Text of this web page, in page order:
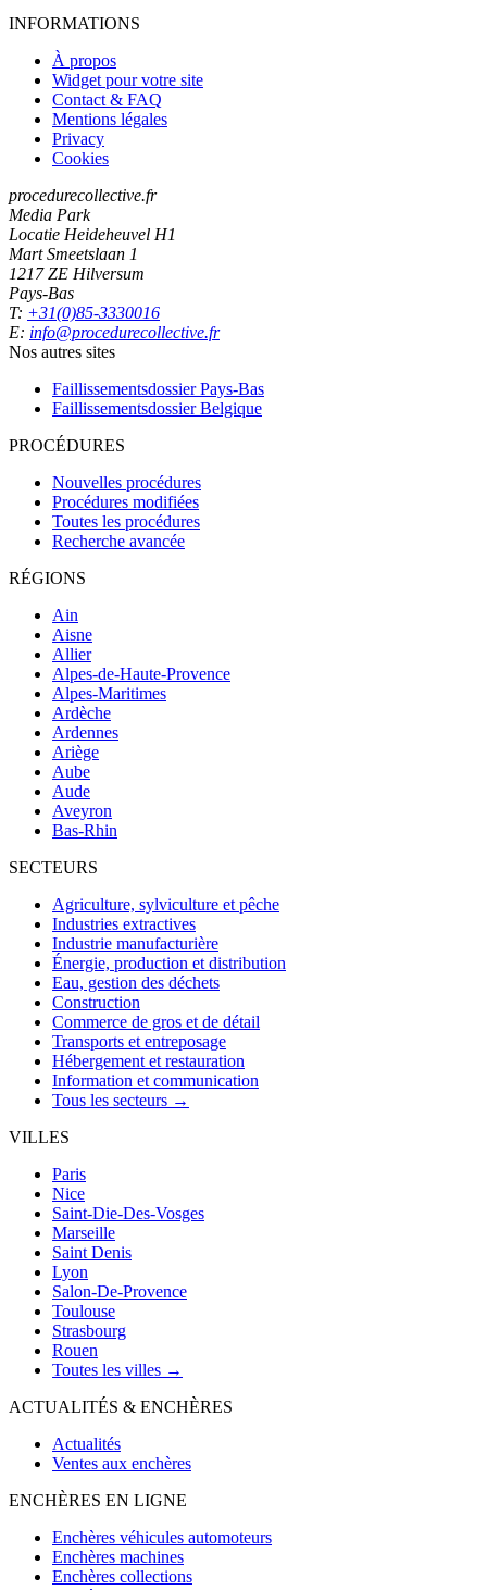
INFORMATIONS
À propos
Widget pour votre site
Contact & FAQ
Mentions légales
Privacy
Cookies
procedurecollective.fr
Media Park
Locatie Heideheuvel H1
Mart Smeetslaan 1
1217 ZE Hilversum
Pays-Bas
T: +31(0)85-3330016
E: info@procedurecollective.fr
Nos autres sites
Faillissementsdossier Pays-Bas
Faillissementsdossier Belgique
PROCÉDURES
Nouvelles procédures
Procédures modifiées
Toutes les procédures
Recherche avancée
RÉGIONS
Ain
Aisne
Allier
Alpes-de-Haute-Provence
Alpes-Maritimes
Ardèche
Ardennes
Ariège
Aube
Aude
Aveyron
Bas-Rhin
SECTEURS
Agriculture, sylviculture et pêche
Industries extractives
Industrie manufacturière
Énergie, production et distribution
Eau, gestion des déchets
Construction
Commerce de gros et de détail
Transports et entreposage
Hébergement et restauration
Information et communication
Tous les secteurs →
VILLES
Paris
Nice
Saint-Die-Des-Vosges
Marseille
Saint Denis
Lyon
Salon-De-Provence
Toulouse
Strasbourg
Rouen
Toutes les villes →
ACTUALITÉS & ENCHÈRES
Actualités
Ventes aux enchères
ENCHÈRES EN LIGNE
Enchères véhicules automoteurs
Enchères machines
Enchères collections